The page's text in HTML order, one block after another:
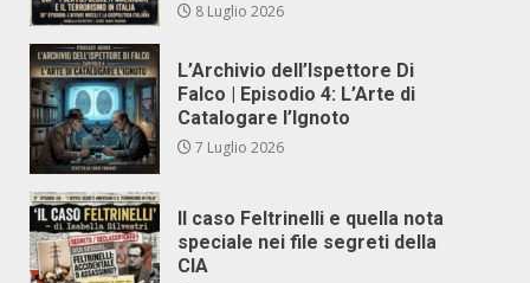
8 Luglio 2026
L’Archivio dell’Ispettore Di
Falco | Episodio 4: L’Arte di
Catalogare l’Ignoto
7 Luglio 2026
Il caso Feltrinelli e quella nota
speciale nei file segreti della
CIA